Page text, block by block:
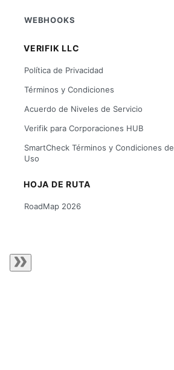
WEBHOOKS
VERIFIK LLC
Política de Privacidad
Términos y Condiciones
Acuerdo de Niveles de Servicio
Verifik para Corporaciones HUB
SmartCheck Términos y Condiciones de
Uso
HOJA DE RUTA
RoadMap 2026